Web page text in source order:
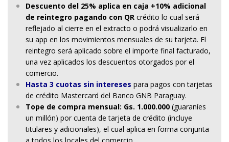
Descuento del 25% aplica en caja +10% adicional
de reintegro pagando con QRcrédito lo cual será
reflejado al cierre en el extracto o podrá visualizarlo en
su app en los movimientos mensuales de su tarjeta. El
reintegro será aplicado sobre el importe final facturado,
una vez aplicados los descuentos otorgados por el
comercio.
Hasta 3 cuotas sin intereses para pagos con tarjetas
de crédito Mastercard del Banco GNB Paraguay.
Tope de compra mensual: Gs. 1.000.000(guaraníes
un millón) por cuenta de tarjeta de crédito (incluye
titulares y adicionales), el cual aplica en forma conjunta